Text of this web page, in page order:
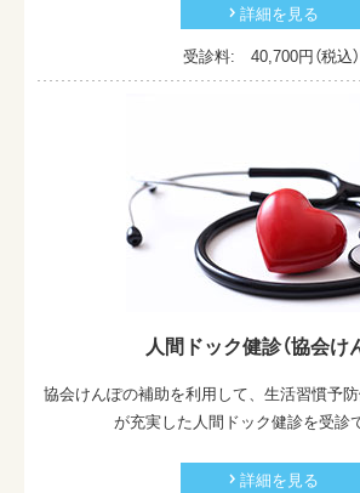
詳細を見る
受診料: 40,700円（税込）
人間ドック健診（協会け
協会けんぽの補助を利用して、生活習慣予
が充実した人間ドック健診を受診
詳細を見る